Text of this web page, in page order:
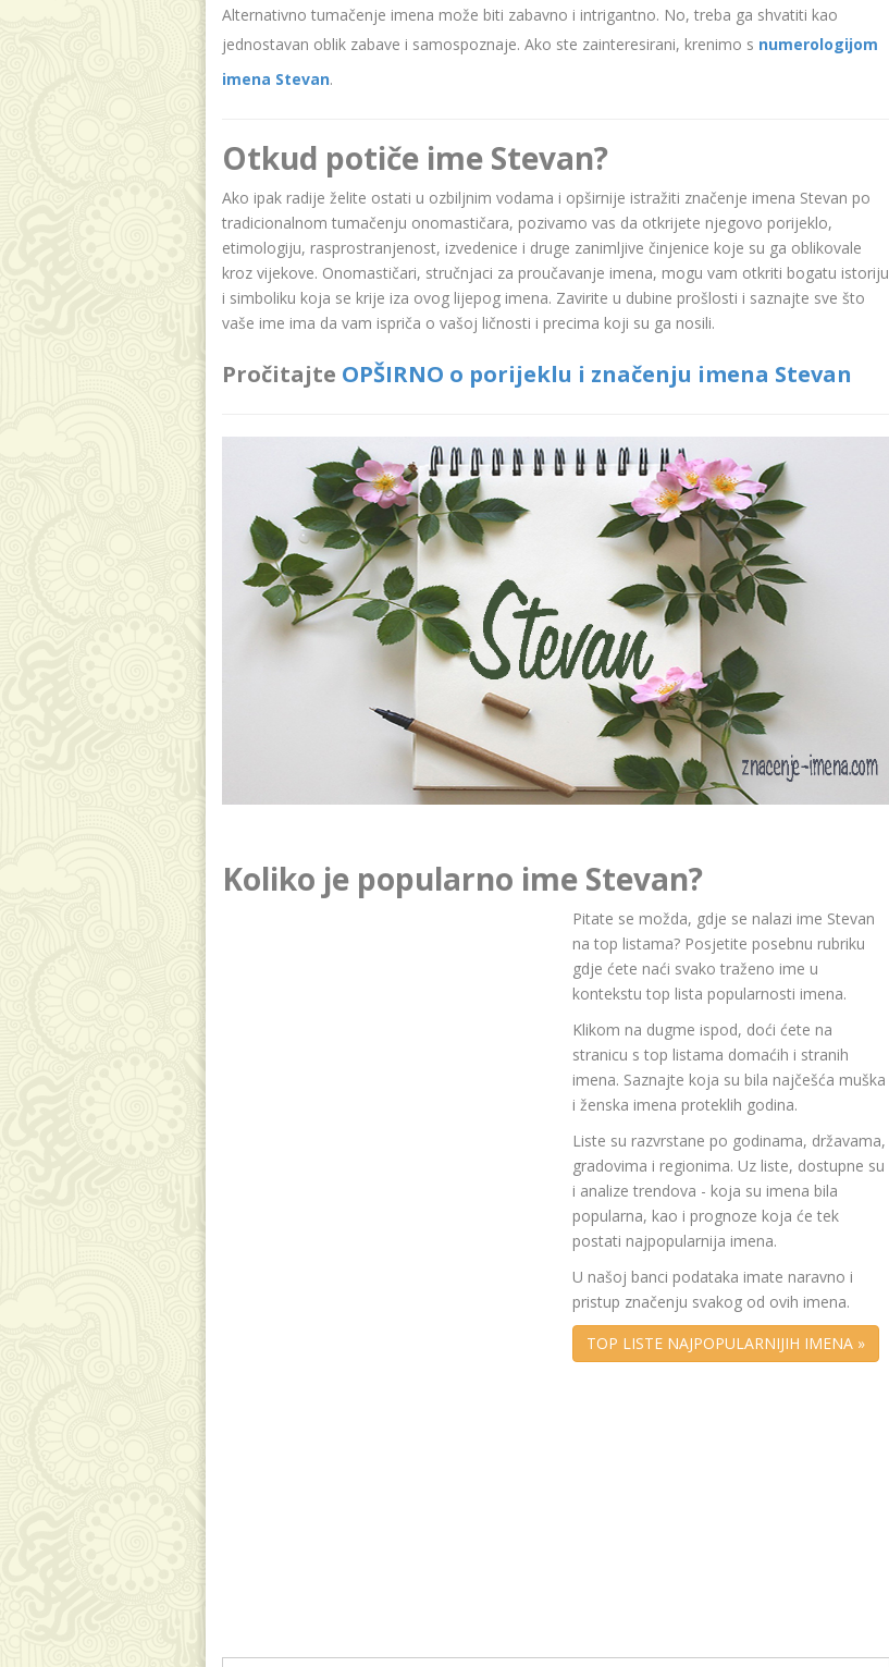
Alternativno tumačenje imena može biti zabavno i intrigantno. No, treba ga shvatiti kao
jednostavan oblik zabave i samospoznaje. Ako ste zainteresirani, krenimo s numerologijom
imena Stevan.
Otkud potiče ime Stevan?
Ako ipak radije želite ostati u ozbiljnim vodama i opširnije istražiti značenje imena Stevan po
tradicionalnom tumačenju onomastičara, pozivamo vas da otkrijete njegovo porijeklo,
etimologiju, rasprostranjenost, izvedenice i druge zanimljive činjenice koje su ga oblikovale
kroz vijekove. Onomastičari, stručnjaci za proučavanje imena, mogu vam otkriti bogatu istoriju
i simboliku koja se krije iza ovog lijepog imena. Zavirite u dubine prošlosti i saznajte sve što
vaše ime ima da vam ispriča o vašoj ličnosti i precima koji su ga nosili.
Pročitajte OPŠIRNO o porijeklu i značenju imena Stevan
Koliko je popularno ime Stevan?
Pitate se možda, gdje se nalazi ime Stevan
na top listama? Posjetite posebnu rubriku
gdje ćete naći svako traženo ime u
kontekstu top lista popularnosti imena.
Klikom na dugme ispod, doći ćete na
stranicu s top listama domaćih i stranih
imena. Saznajte koja su bila najčešća muška
i ženska imena proteklih godina.
Liste su razvrstane po godinama, državama,
gradovima i regionima. Uz liste, dostupne su
i analize trendova - koja su imena bila
popularna, kao i prognoze koja će tek
postati najpopularnija imena.
U našoj banci podataka imate naravno i
pristup značenju svakog od ovih imena.
TOP LISTE NAJPOPULARNIJIH IMENA »